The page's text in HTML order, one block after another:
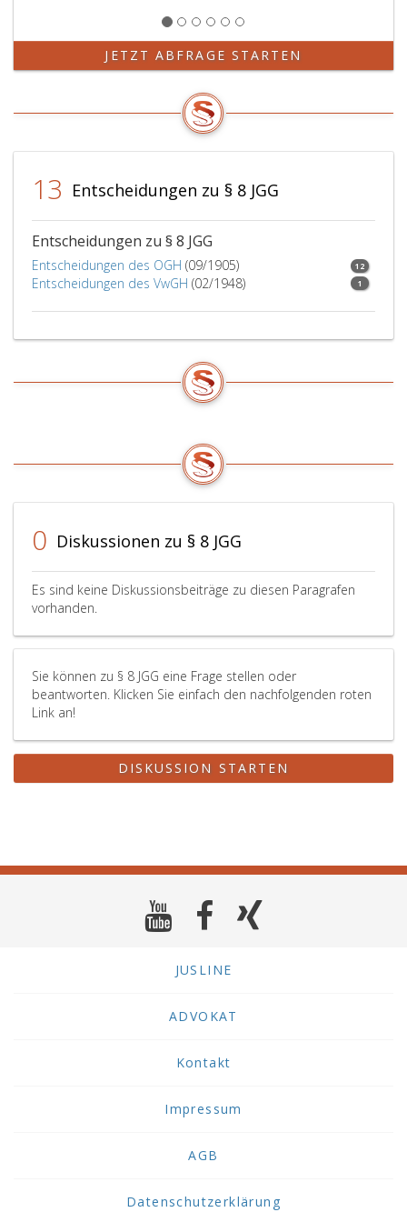
JETZT ABFRAGE STARTEN
13 Entscheidungen zu § 8 JGG
Entscheidungen zu § 8 JGG
Entscheidungen des OGH (09/1905) 12
Entscheidungen des VwGH (02/1948) 1
0 Diskussionen zu § 8 JGG
Es sind keine Diskussionsbeiträge zu diesen Paragrafen
vorhanden.
Sie können zu § 8 JGG eine Frage stellen oder
beantworten. Klicken Sie einfach den nachfolgenden roten
Link an!
DISKUSSION STARTEN
JUSLINE
ADVOKAT
Kontakt
Impressum
AGB
Datenschutzerklärung